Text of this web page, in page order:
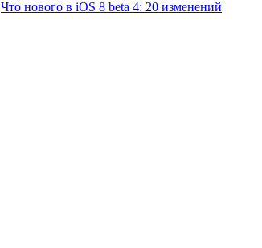
Что нового в iOS 8 beta 4: 20 изменений